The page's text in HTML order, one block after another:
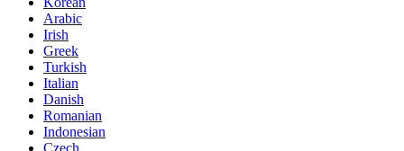
Arabic
Irish
Greek
Turkish
Italian
Danish
Romanian
Indonesian
Czech